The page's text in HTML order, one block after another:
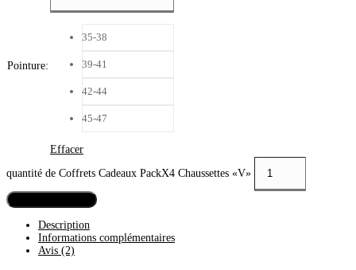
Pointure:
35-38
39-41
42-44
45-47
Effacer
quantité de Coffrets Cadeaux PackX4 Chaussettes «V»
Description
Informations complémentaires
Avis (2)